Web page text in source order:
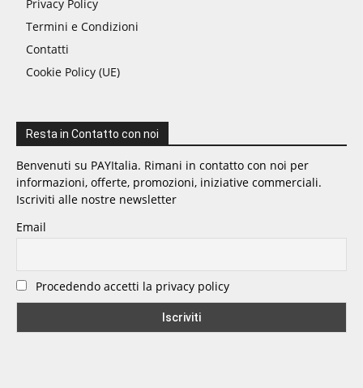
Privacy Policy
Termini e Condizioni
Contatti
Cookie Policy (UE)
Resta in Contatto con noi
Benvenuti su PAYItalia. Rimani in contatto con noi per
informazioni, offerte, promozioni, iniziative commerciali.
Iscriviti alle nostre newsletter
Email
Procedendo accetti la privacy policy